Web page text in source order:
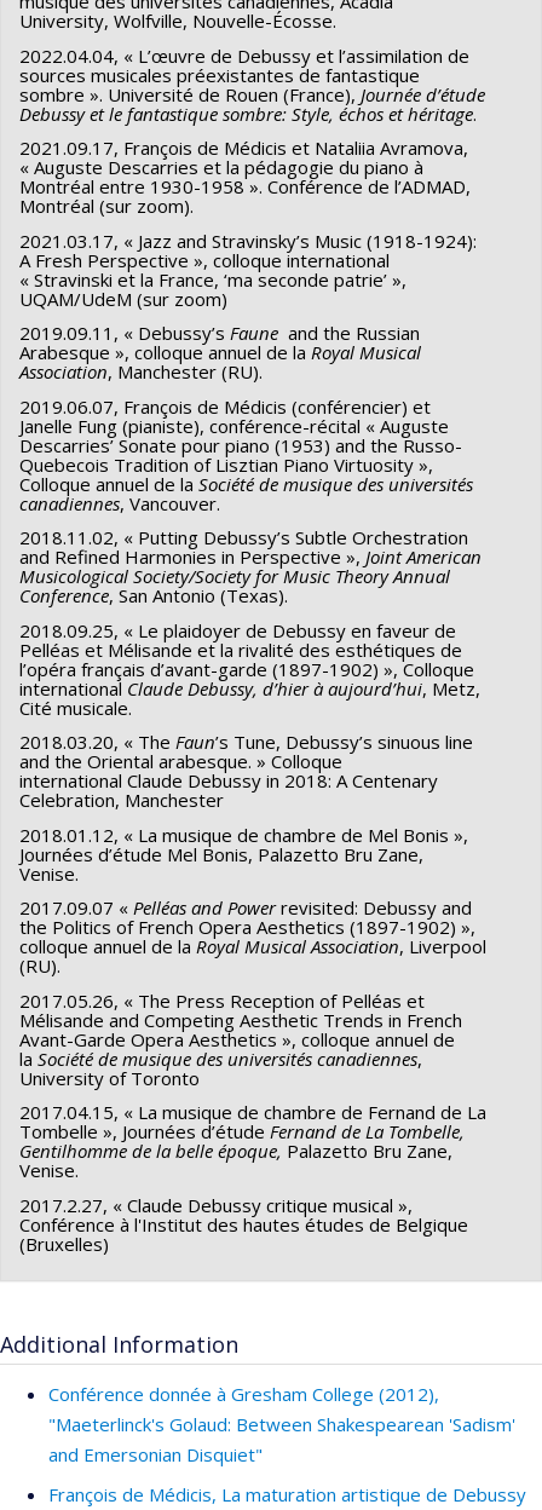
University, Wolfville, Nouvelle-Écosse.
2022.04.04, « L’œuvre de Debussy et l’assimilation de
sources musicales préexistantes de fantastique
sombre ». Université de Rouen (France), Journée d’étude
Debussy et le fantastique sombre: Style, échos et héritage.
2021.09.17, François de Médicis et Nataliia Avramova,
« Auguste Descarries et la pédagogie du piano à
Montréal entre 1930-1958 ». Conférence de l’ADMAD,
Montréal (sur zoom).
2021.03.17, « Jazz and Stravinsky’s Music (1918-1924):
A Fresh Perspective », colloque international
« Stravinski et la France, ‘ma seconde patrie’ »,
UQAM/UdeM (sur zoom)
2019.09.11, « Debussy’s Faune and the Russian
Arabesque », colloque annuel de la Royal Musical
Association, Manchester (RU).
2019.06.07, François de Médicis (conférencier) et
Janelle Fung (pianiste), conférence-récital « Auguste
Descarries’ Sonate pour piano (1953) and the Russo-
Quebecois Tradition of Lisztian Piano Virtuosity »,
Colloque annuel de la Société de musique des universités
canadiennes, Vancouver.
2018.11.02, « Putting Debussy’s Subtle Orchestration
and Refined Harmonies in Perspective », Joint American
Musicological Society/Society for Music Theory Annual
Conference, San Antonio (Texas).
2018.09.25, « Le plaidoyer de Debussy en faveur de
Pelléas et Mélisande et la rivalité des esthétiques de
l’opéra français d’avant-garde (1897-1902) », Colloque
international Claude Debussy, d’hier à aujourd’hui, Metz,
Cité musicale.
2018.03.20, « The Faun’s Tune, Debussy’s sinuous line
and the Oriental arabesque. » Colloque
international Claude Debussy in 2018: A Centenary
Celebration, Manchester
2018.01.12, « La musique de chambre de Mel Bonis »,
Journées d’étude Mel Bonis, Palazetto Bru Zane,
Venise.
2017.09.07 « Pelléas and Powerrevisited: Debussy and
the Politics of French Opera Aesthetics (1897-1902) »,
colloque annuel de la Royal Musical Association, Liverpool
(RU).
2017.05.26, « The Press Reception of Pelléas et
Mélisande and Competing Aesthetic Trends in French
Avant-Garde Opera Aesthetics », colloque annuel de
la Société de musique des universités canadiennes,
University of Toronto
2017.04.15, « La musique de chambre de Fernand de La
Tombelle », Journées d’étude Fernand de La Tombelle,
Gentilhomme de la belle époque, Palazetto Bru Zane,
Venise.
2017.2.27, « Claude Debussy critique musical »,
Conférence à l'Institut des hautes études de Belgique
(Bruxelles)
Additional Information
Conférence donnée à Gresham College (2012),
"Maeterlinck's Golaud: Between Shakespearean 'Sadism'
and Emersonian Disquiet"
François de Médicis, La maturation artistique de Debussy